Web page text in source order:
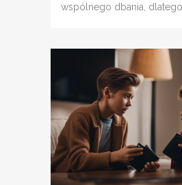
wspólnego dbania, dlatego